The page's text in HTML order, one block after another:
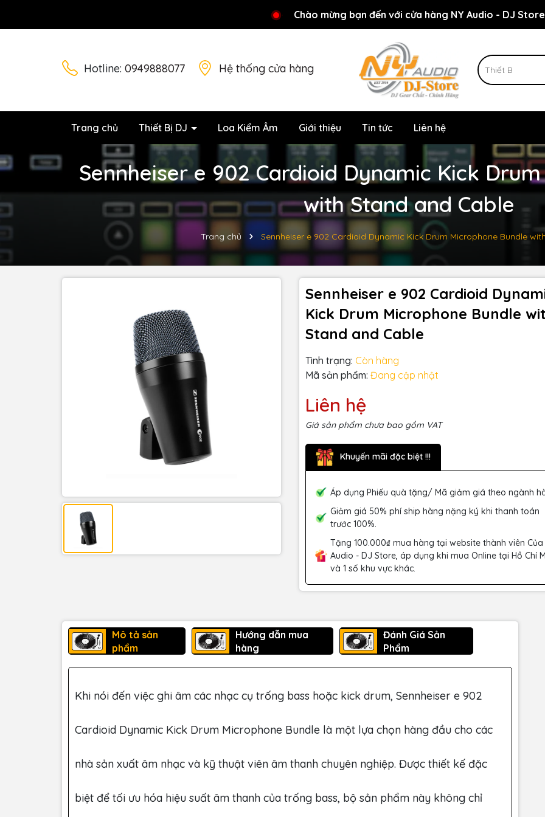
Chào mừng bạn đến với cửa hàng NY Audio - DJ Store
Rất nhiều ưu đãi và chương trình khuyến mãi đang chờ đợi
Hotline: 0949888077 Hệ thống cửa hàng
Trang chủ Thiết Bị DJ Loa Kiểm Âm Giới thiệu Tin tức Liên hệ
Sennheiser e 902 Cardioid Dynamic Kick
with Stand and Cable
Trang chủ Sennheiser e 902 Cardioid Dynamic Kick Drum Microphone Bundle
Sennheiser e 902 Cardioid
Kick Drum Microphone Bundle
Stand and Cable
Tình trạng: Còn hàng
Mã sản phẩm: Đang cập nhật
Liên hệ
Giá sản phẩm chưa bao gồm VAT
Khuyến mãi đặc biệt !!!
Áp dụng Phiếu quà tặng/ Mã giảm giá theo ngành
Giảm giá 50% phí ship hàng nặng ký khi thanh toán
trước 100%.
Tặng 100.000₫ mua hàng tại website thành viên Của
Audio - DJ Store, áp dụng khi mua Online tại Hồ Chí
và 1 số khu vực khác.
Mô tả sản
phẩm
Hướng dẫn mua
hàng
Đánh Giá Sản
Phẩm
Khi nói đến việc ghi âm các nhạc cụ trống bass hoặc kick drum, Sennheiser e 902
Cardioid Dynamic Kick Drum Microphone Bundle là một lựa chọn hàng đầu cho các
nhà sản xuất âm nhạc và kỹ thuật viên âm thanh chuyên nghiệp. Được thiết kế đặc
biệt để tối ưu hóa hiệu suất âm thanh của trống bass, bộ sản phẩm này không chỉ